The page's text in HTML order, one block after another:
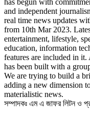
has begun with
and independent
real time news updates
from 10th Mar 2023.
entertainment, lifestyle,
education, information
features are included in
has been built with a
We are trying to build a
adding a new dimension
materialistic news.
সম্পাদকঃ এম এ জাফর লিটন ও